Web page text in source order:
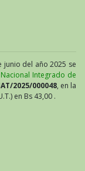
junio del año 2025 se
Integrado de
2025/000048, en la
en Bs 43,00 .